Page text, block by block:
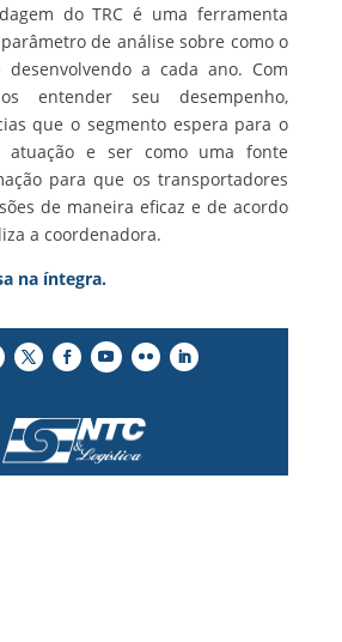
do TRC é uma ferramenta
de análise sobre como o
desenvolvendo a cada ano. Com
entender seu desempenho,
que o segmento espera para o
atuação e ser como uma fonte
para que os transportadores
de maneira eficaz e de acordo
a coordenadora.
na íntegra.